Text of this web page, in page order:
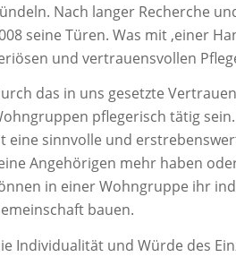
Nach langer Recherche
seine Türen. Was mit ‚einer
und vertrauensvollen
das in uns gesetzte
pflegerisch tätig
eine sinnvolle und
Angehörigen mehr haben
in einer Wohngruppe ihr
bauen.
Individualität und Würde des